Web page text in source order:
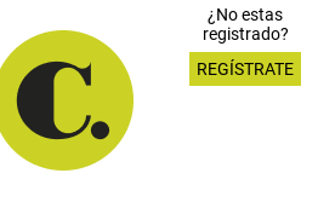
¿No estas
registrado?
REGÍSTRATE